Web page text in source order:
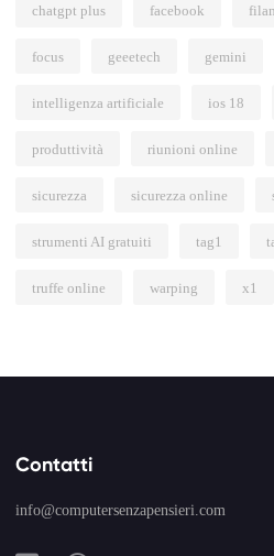
chatgpt plus facebook
focus geeetech gemini
intelligenza artificiale ios 18
produttività riunioni online
sicurezza sicurezza online
strumenti AI gratuiti tag1
truffe online warping x1
Contatti
info@computersenzapensieri.com